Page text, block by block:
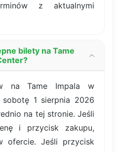
z aktualnymi
bilety na Tame
na Tame Impala w
1 sierpnia 2026
na tej stronie. Jeśli
i przycisk zakupu,
ofercie. Jeśli przycisk